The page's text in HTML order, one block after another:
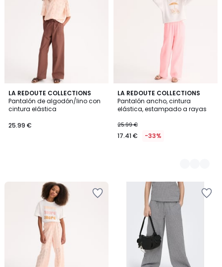
LA REDOUTE COLLECTIONS
Pantalón de algodón/lino con
cintura elástica
25.99 €
LA REDOUTE COLLECTIONS
Pantalón ancho, cintura
elástica, estampado a rayas
25.99 €
17.41 € -33%
2
Colores